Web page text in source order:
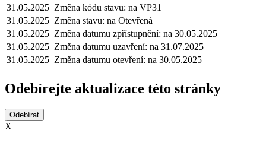
31.05.2025 Změna kódu stavu: na VP31
31.05.2025 Změna stavu: na Otevřená
31.05.2025 Změna datumu zpřístupnění: na 30.05.2025
31.05.2025 Změna datumu uzavření: na 31.07.2025
31.05.2025 Změna datumu otevření: na 30.05.2025
Odebírejte aktualizace této stránky
X